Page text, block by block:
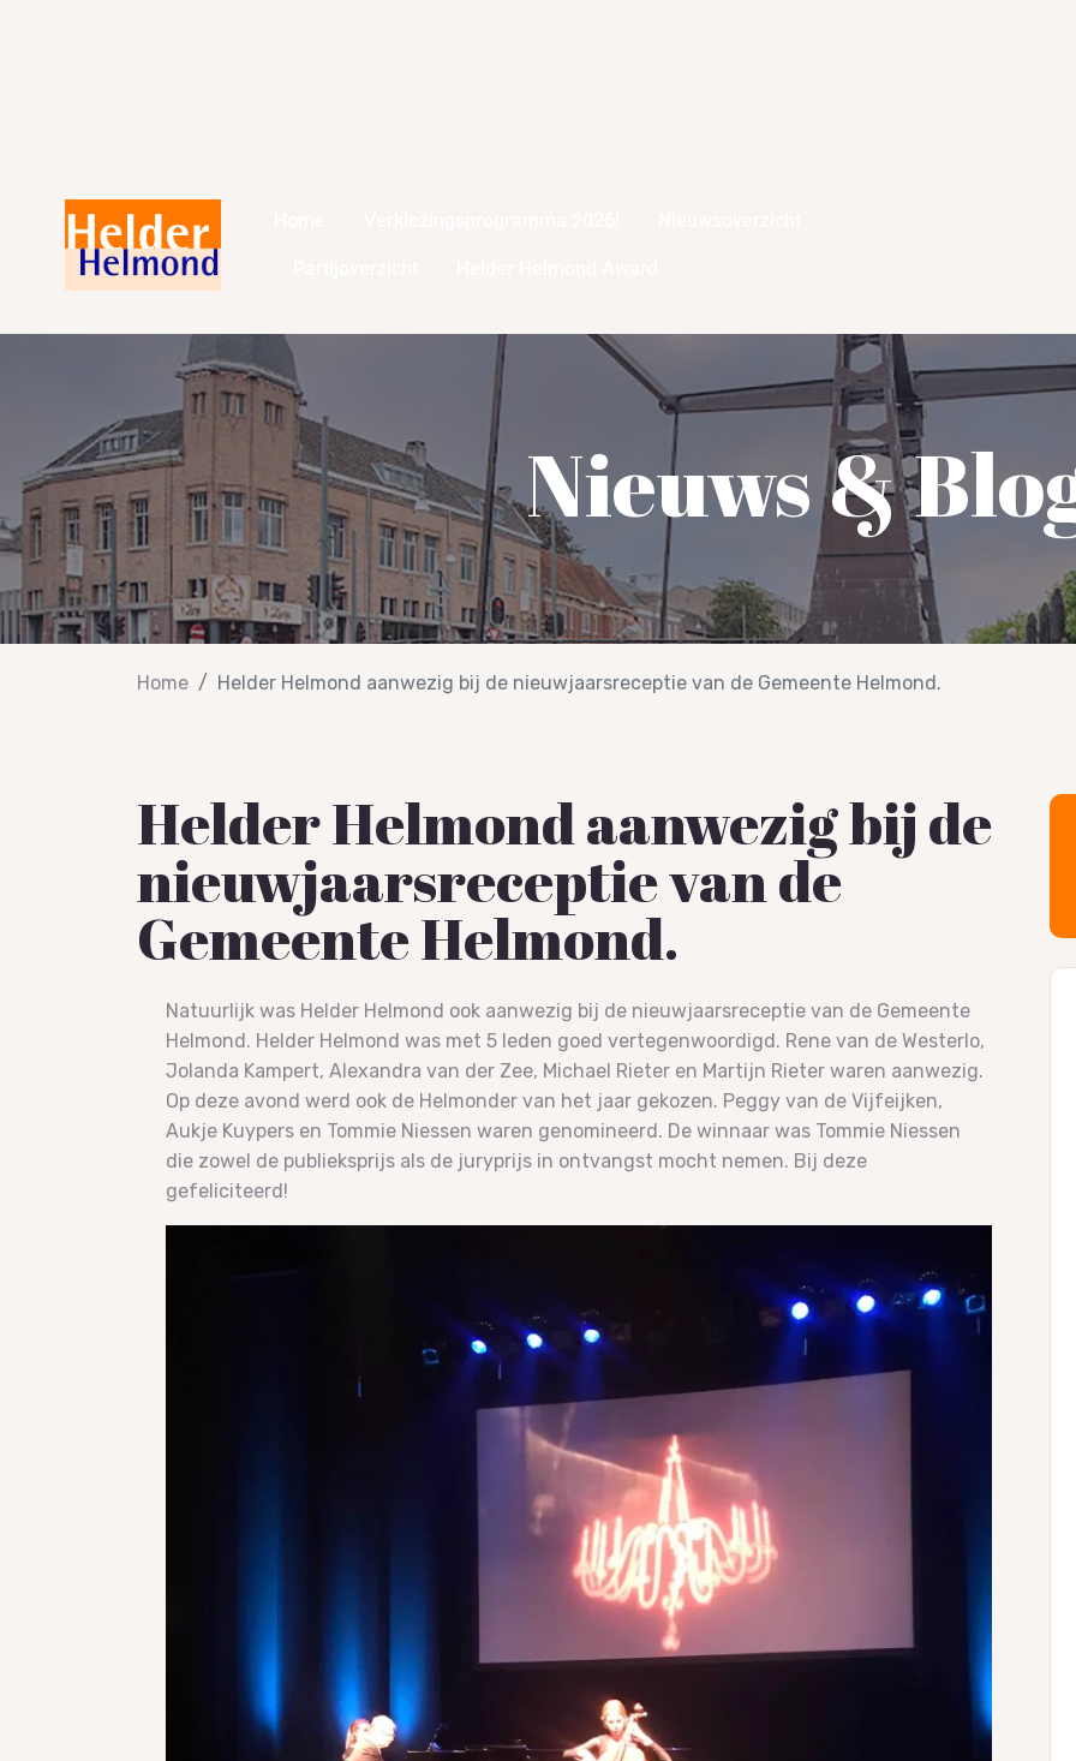
Nieuws &
Home Helder Helmond aanwezig bij de nieuwjaarsreceptie van de Gemeente Helmond.
Helder Helmond aanwezig bij de
nieuwjaarsreceptie van de
Gemeente Helmond.
Natuurlijk was Helder Helmond ook aanwezig bij de nieuwjaarsreceptie van de Gemeente
Helmond. Helder Helmond was met 5 leden goed vertegenwoordigd. Rene van de Westerlo,
Jolanda Kampert, Alexandra van der Zee, Michael Rieter en Martijn Rieter waren aanwezig.
Op deze avond werd ook de Helmonder van het jaar gekozen. Peggy van de Vijfeijken,
Aukje Kuypers en Tommie Niessen waren genomineerd. De winnaar was Tommie Niessen
die zowel de publieksprijs als de juryprijs in ontvangst mocht nemen. Bij deze
gefeliciteerd!